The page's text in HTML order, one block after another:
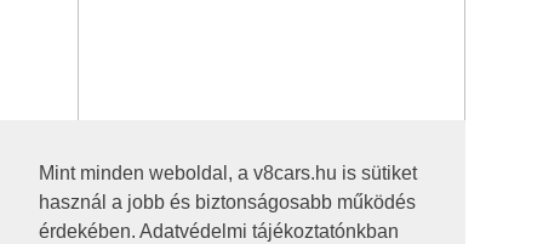
Mint minden weboldal, a v8cars.hu is sütiket
használ a jobb és biztonságosabb működés
érdekében. Adatvédelmi tájékoztatónkban